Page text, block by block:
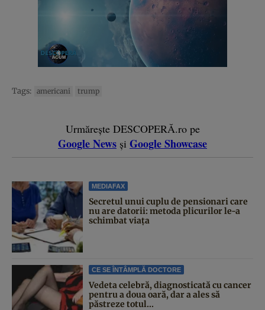
Tags: americani trump
Urmărește DESCOPERĂ.ro pe
Google News și Google Showcase
MEDIAFAX
Secretul unui cuplu de pensionari care
nu are datorii: metoda plicurilor le-a
schimbat viața
CE SE ÎNTÂMPLĂ DOCTORE
Vedeta celebră, diagnosticată cu cancer
pentru a doua oară, dar a ales să
păstreze totul...